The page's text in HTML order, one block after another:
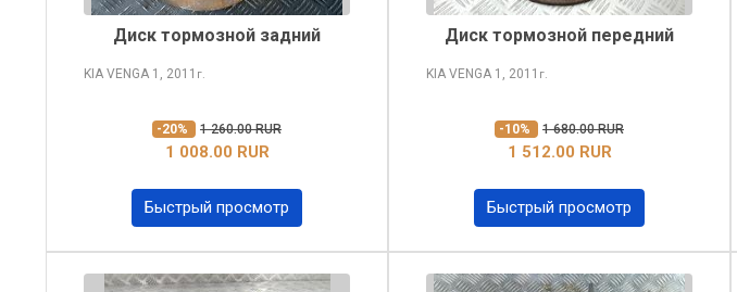
Диск тормозной задний
KIA VENGA 1, 2011 г.
-20% 1 260.00 RUR
1 008.00 RUR
Быстрый просмотр
Диск тормозной передний
KIA VENGA 1, 2011 г.
-10% 1 680.00 RUR
1 512.00 RUR
Быстрый просмотр